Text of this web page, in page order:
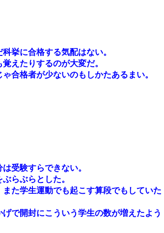
挙に合格する気配はない。
えたりするのが大変だ。
合格者が少ないのもしかたあるまい。
受験すらできない。
らぶらとした。
た学生運動でも起こす算段でもしていた
で開封にこういう学生の数が増えたよう